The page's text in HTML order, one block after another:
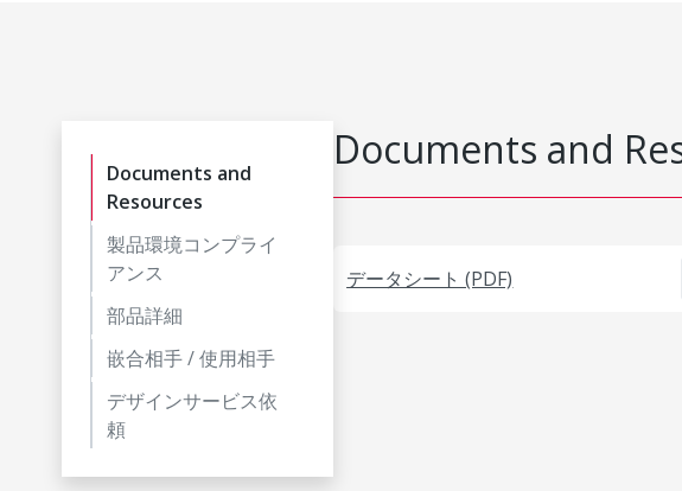
Documents and
Resources
製品環境コンプライ
アンス
部品詳細
嵌合相手 / 使用相手
デザインサービス依
頼
Documents and
データシート (PDF)